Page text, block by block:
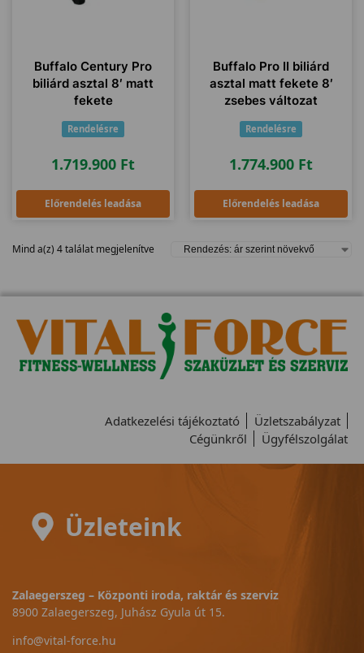
Buffalo Century Pro
biliárd asztal 8′ matt
fekete
Rendelésre
1.719.900 Ft
Előrendelés leadása
Buffalo Pro II biliárd
asztal matt fekete 8′
zsebes változat
Rendelésre
1.774.900 Ft
Előrendelés leadása
Mind a(z) 4 találat megjelenítve
Adatkezelési tájékoztató
Üzletszabályzat
Cégünkről
Ügyfélszolgálat
Üzleteink
Zalaegerszeg – Központi iroda, raktár és szerviz
8900 Zalaegerszeg, Juhász Gyula út 15.
info@vital-force.hu